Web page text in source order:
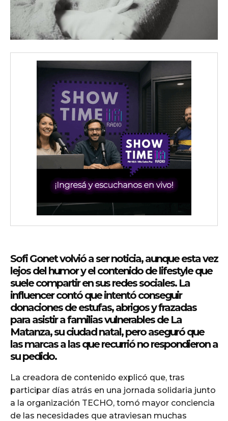
Sofi Gonet volvió a ser noticia, aunque esta vez
lejos del humor y el contenido de lifestyle que
suele compartir en sus redes sociales. La
influencer contó que intentó conseguir
donaciones de estufas, abrigos y frazadas
para asistir a familias vulnerables de La
Matanza, su ciudad natal, pero aseguró que
las marcas a las que recurrió no respondieron a
su pedido.
La creadora de contenido explicó que, tras
participar días atrás en una jornada solidaria junto
a la organización TECHO, tomó mayor conciencia
de las necesidades que atraviesan muchas